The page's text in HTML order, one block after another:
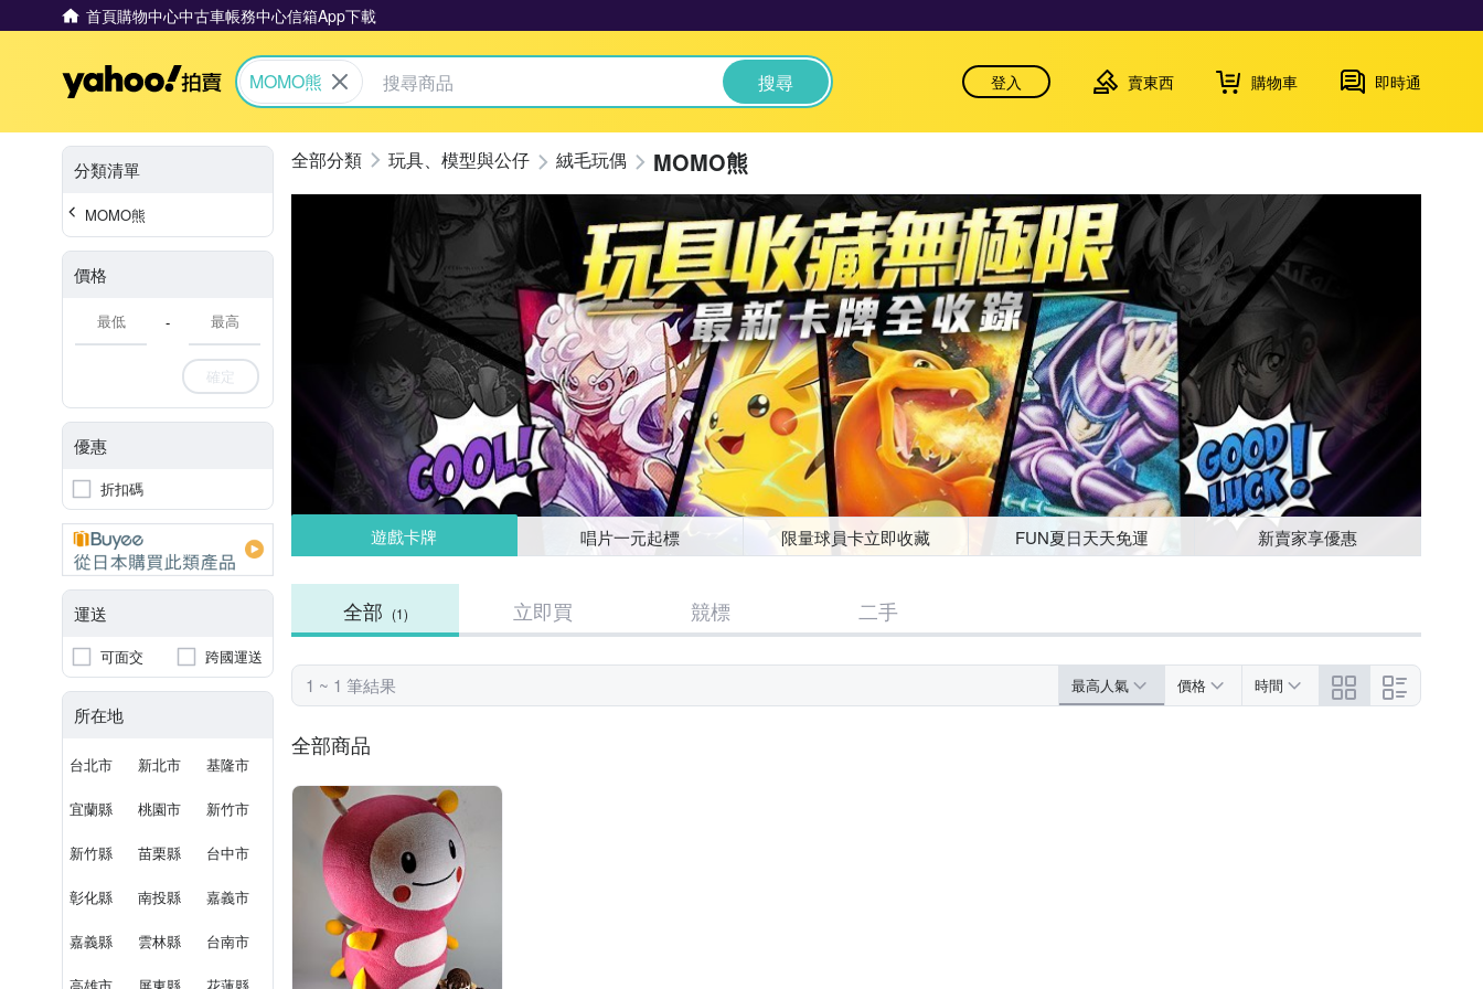
首頁購物中心中古車帳務中心信箱App下載
Yahoo拍賣
MOMO熊 搜尋 登入 賣東西 購物車 即時通
分類清單
MOMO熊
價格
-
確定
優惠
折扣碼
運送
可面交 跨國運送
所在地
台北市 新北市 基隆市
宜蘭縣 桃園市 新竹市
新竹縣 苗栗縣 台中市
彰化縣 南投縣 嘉義市
嘉義縣 雲林縣 台南市
玩具、模型與公仔 絨毛玩偶 MOMO熊
遊戲卡牌 唱片一元起標 限量球員卡立即收藏 FUN夏日天天免運 新賣家享優惠
全部 (1) 立即買 競標 二手
1 ~ 1 筆結果 最高人氣 價格 時間
全部商品